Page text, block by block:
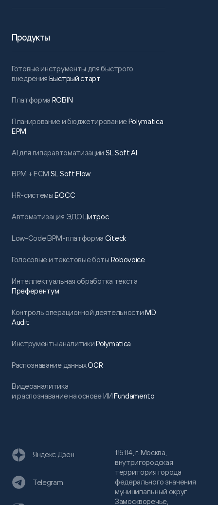
Продукты
Готовые инструменты для быстрого
внедрения Быстрый старт
Платформа ROBIN
Планирование и бюджетированиеPolymatica
EPM
AI для гиперавтоматизации SL Soft AI
BPM + ECM SL Soft Flow
HR-системыБОСС
Автоматизация ЭДОЦитрос
Low-Code BPM-платформа Citeck
Голосовые и текстовые боты Robovoice
Интеллектуальная обработка текста
Преферентум
Контроль операционной деятельностиMD
Audit
Инструменты аналитикиPolymatica
Распознавание данныхOCR
Видеоаналитика
и распознавание на основе ИИFundamento
115114, г. Москва,
внутригородская
территория города
федерального значения
муниципальный округ
Замоскворечье,
Яндекс Дзен
Telegram